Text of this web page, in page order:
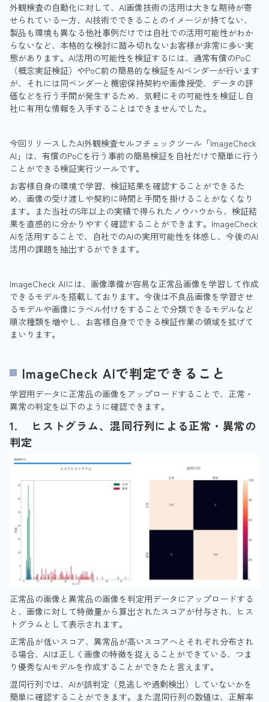
外観検査の自動化に対して、AI画像技術の活用は大きな期待が寄
せられている一方、AI技術でできることのイメージが持てない、
製品も環境も異なる他社事例だけでは自社での活用可能性がわか
らないなど、本格的な検討に踏み切れないお客様が非常に多い実
態があります。AI活用の可能性を検証するには、通常有償のPoC
（概念実証検証）やPoC前の簡易的な検証をAIベンダーが行います
が、それには同ベンダーと機密保持契約や画像授受、データの評
価などを行う手間が発生するため、気軽にその可能性を検証し自
社に有用な情報を入手することはできませんでした。
今回リリースしたAI外観検査セルフチェックツール「ImageCheck
AI」は、有償のPoCを行う事前の簡易検証を自社だけで簡単に行う
ことができる検証実行ツールです。
お客様自身の環境で学習、検証結果を確認することができるた
め、画像の受け渡しや契約に時間と手間を掛けることがなくなり
ます。また当社の5年以上の実績で得られたノウハウから、検証結
果を直感的に分かりやすく確認することができます。ImageCheck
AIを活用することで、自社でのAIの実用可能性を体感し、今後のAI
活用の課題を抽出するができます。
ImageCheck AIには、画像準備が容易な正常品画像を学習して作成
できるモデルを搭載しております。今後は不良品画像を学習させ
るモデルや画像にラベル付けをすることで分類できるモデルなど
順次種類を増やし、お客様自身でできる検証作業の領域を拡げて
まいります。
ImageCheck AIで判定できること
学習用データに正常品の画像をアップロードすることで、正常・
異常の判定を以下のように確認できます。
1. ヒストグラム、混同行列による正常・異常の
判定
正常品の画像と異常品の画像を判定用データにアップロードする
と、画像に対して特徴量から算出されたスコアが付与され、ヒス
トグラムとして表示されます。
正常品が低いスコア、異常品が高いスコアへとそれぞれ分布され
る場合、AIは正しく画像の特徴を捉えることができている、つま
り優秀なAIモデルを作成することができたと言えます。
混同行列では、AIが誤判定（見逃しや過剰検出）していないかを
簡単に確認することができます。また混同行列の数値は、正解率